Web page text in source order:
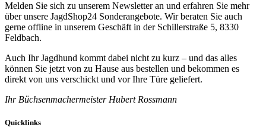
Melden Sie sich zu unserem Newsletter an und erfahren Sie mehr
über unsere JagdShop24 Sonderangebote. Wir beraten Sie auch
gerne offline in unserem Geschäft in der Schillerstraße 5, 8330
Feldbach.
Auch Ihr Jagdhund kommt dabei nicht zu kurz – und das alles
können Sie jetzt von zu Hause aus bestellen und bekommen es
direkt von uns verschickt und vor Ihre Türe geliefert.
Ihr Büchsenmachermeister Hubert Rossmann
Quicklinks